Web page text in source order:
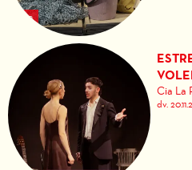
Cia La
dv.